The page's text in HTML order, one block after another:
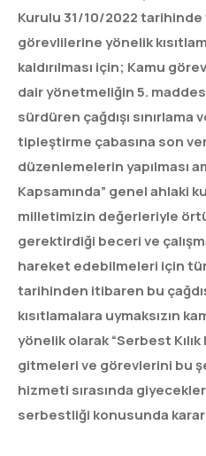
Kurulu 31/10/2022
görevlilerine yönelik
kaldırılması için; Kamu
dair yönetmeliğin 5.
sürdüren çağdışı sınırlama
tipleştirme çabasına son
düzenlemelerin yapılması
Kapsamında” genel ahlaki
milletimizin değerleriyle
gerektirdiği beceri ve
hareket edebilmeleri için
tarihinden itibaren bu
kısıtlamalara uymaksızın
yönelik olarak “Serbest
gitmeleri ve görevlerini bu
hizmeti sırasında
serbestliği konusunda karar